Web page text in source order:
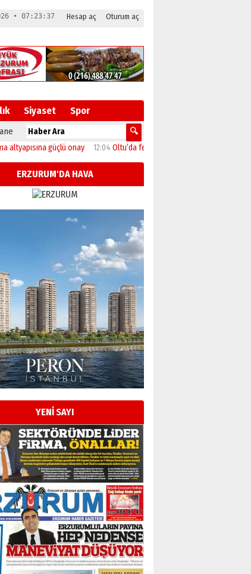
Hesap aç Oturum aç
• 07:23:38
Siyaset Spor
güçlü onay 12:04 Oltu’da festival coşkusu konserle zirveye ulaştı
ERZURUM'DA HAVA
YENİ SAYI
Esat BİNDESEN
Başkan Sekmen’den Erzurum’a
bir vizyon proje daha!
02 Ağustos 2026 Pazar
Kadir SABUNCUOĞLU
Erzurumspor’un köşe taşları
29 Haziran 2026 Pazartesi
Kenan GÜLERCİ
Murat Şahsuvaroğlu ERKON’da
çıtayı yukarı taşırken,
yönetimdekiler aşağı
çekmemeli!
17 Şubat 2026 SalıOrhan BOZKURT
Bir fotoğraf, bir şehir, bir
gazeteci… Dizginler kimin
elinde?
31 Mart 2026 Salı
A. Berhan Yılmaz
BİR BÖLÜM DEĞİL, BİR ÖMÜR
SEÇİYORSUNUZ… “NEDEN
ATATÜRK ÜNİVERSİTESİ?”